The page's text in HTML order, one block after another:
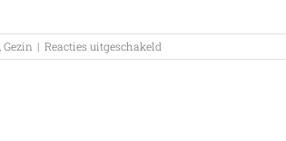
Gezin | Reacties uitgeschakeld
Met